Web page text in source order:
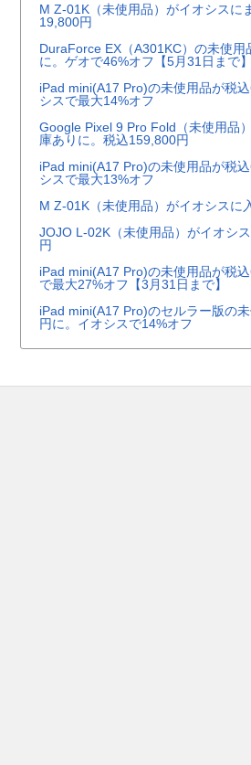
M Z-01K（未使用品）がイオシスに
19,800円
DuraForce EX（A301KC）の未使用
に。ゲオで46%オフ【5月31日まで】
iPad mini(A17 Pro)の未使用品が税
シスで最大14%オフ
Google Pixel 9 Pro Fold（未使用品
庫ありに。税込159,800円
iPad mini(A17 Pro)の未使用品が税
シスで最大13%オフ
M Z-01K（未使用品）がイオシスに
JOJO L-02K（未使用品）がイオシ
円
iPad mini(A17 Pro)の未使用品が税
で最大27%オフ【3月31日まで】
iPad mini(A17 Pro)のセルラー版の
円に。イオシスで14%オフ